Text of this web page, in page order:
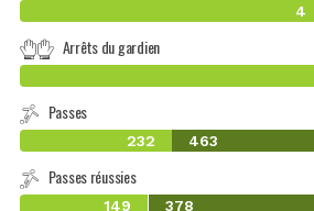
4
Arrêts du gardien
Passes
232 463
Passes réussies
149 378